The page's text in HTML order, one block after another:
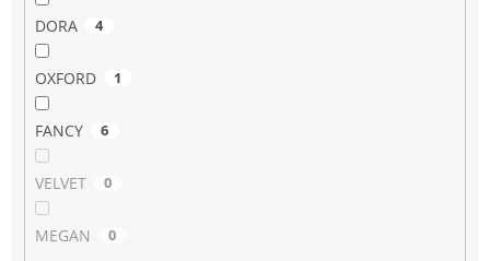
DORA 4
OXFORD 1
FANCY 6
VELVET 0
MEGAN 0